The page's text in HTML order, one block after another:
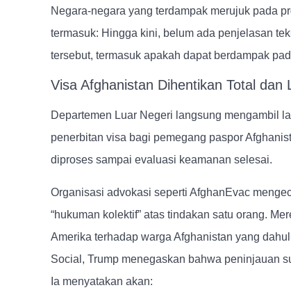
Negara-negara yang terdampak merujuk pada
termasuk: Hingga kini, belum ada penjelasan
tersebut, termasuk apakah dapat berdampak
Visa Afghanistan Dihentikan Total
Departemen Luar Negeri langsung mengambil
penerbitan visa bagi pemegang paspor
diproses sampai evaluasi keamanan selesai.
Organisasi advokasi seperti AfghanEvac
“hukuman kolektif” atas tindakan satu orang.
Amerika terhadap warga Afghanistan yang
Social, Trump menegaskan bahwa peninjauan
Ia menyatakan akan: